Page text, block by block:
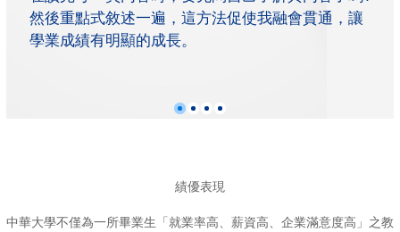
然後重點式敘述一遍，這方法促使我融會貫通，讓
學業成績有明顯的成長。
績優表現
中華大學不僅為一所畢業生「就業率高、薪資高、企業滿意度高」之教